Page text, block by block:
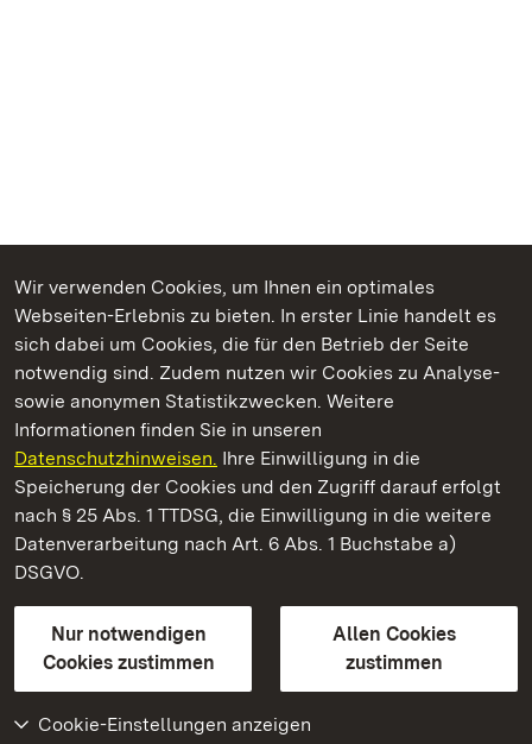
Wir verwenden Cookies, um Ihnen ein optimales
Webseiten-Erlebnis zu bieten. In erster Linie handelt es
sich dabei um Cookies, die für den Betrieb der Seite
notwendig sind. Zudem nutzen wir Cookies zu Analyse-
sowie anonymen Statistikzwecken. Weitere
Informationen finden Sie in unseren
Datenschutzhinweisen. Ihre Einwilligung in die
Speicherung der Cookies und den Zugriff darauf erfolgt
nach § 25 Abs. 1 TTDSG, die Einwilligung in die weitere
Datenverarbeitung nach Art. 6 Abs. 1 Buchstabe a)
DSGVO.
Nur notwendigen
Cookies zustimmen
Allen Cookies
zustimmen
Cookie-Einstellungen anzeigen
Kommen. Staunen. Genießen.
Kloster Schussenried
Staatliche Schlösser und Gärten Baden-Württemberg
Kontakt
GebärdenspracheLeichte Sprache
Erklärung zur Barrierefreiheit
BITV-konform (geprüfte Seiten)
Weiteres